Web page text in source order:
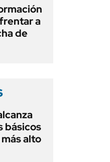
a
de
básicos
alto